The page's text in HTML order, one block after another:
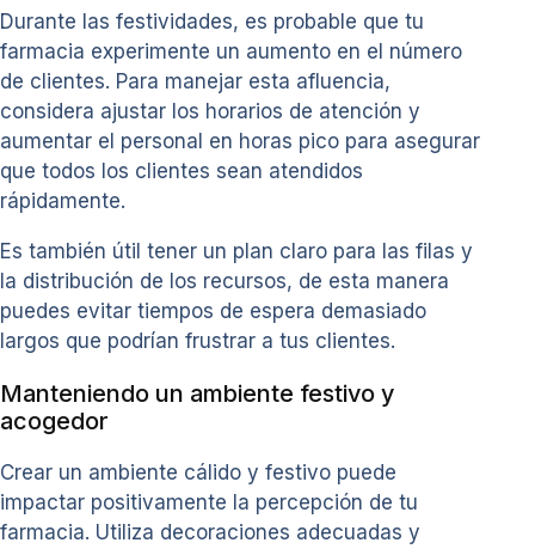
Durante las festividades, es probable que tu
farmacia experimente un aumento en el número
de clientes. Para manejar esta afluencia,
considera ajustar los horarios de atención y
aumentar el personal en horas pico para asegurar
que todos los clientes sean atendidos
rápidamente.
Es también útil tener un plan claro para las filas y
la distribución de los recursos, de esta manera
puedes evitar tiempos de espera demasiado
largos que podrían frustrar a tus clientes.
Manteniendo un ambiente festivo y
acogedor
Crear un ambiente cálido y festivo puede
impactar positivamente la percepción de tu
farmacia. Utiliza decoraciones adecuadas y